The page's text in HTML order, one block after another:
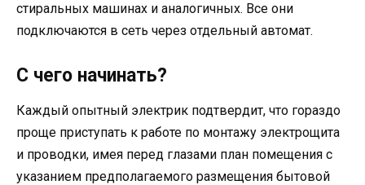
стиральных машинах и аналогичных. Все они
подключаются в сеть через отдельный автомат.
С чего начинать?
Каждый опытный электрик подтвердит, что гораздо
проще приступать к работе по монтажу электрощита
и проводки, имея перед глазами план помещения с
указанием предполагаемого размещения бытовой